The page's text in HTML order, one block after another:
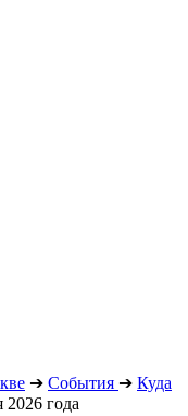
➔ События ➔ Куда
2026 года